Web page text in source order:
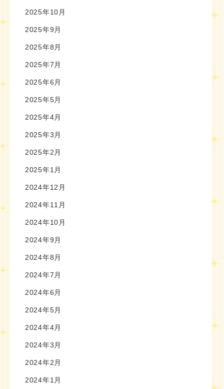
2025年10月
2025年9月
2025年8月
2025年7月
2025年6月
2025年5月
2025年4月
2025年3月
2025年2月
2025年1月
2024年12月
2024年11月
2024年10月
2024年9月
2024年8月
2024年7月
2024年6月
2024年5月
2024年4月
2024年3月
2024年2月
2024年1月